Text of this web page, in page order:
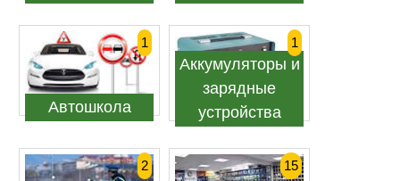
Автошкола
1
Аккумуляторы и
зарядные
устройства
1
2 15